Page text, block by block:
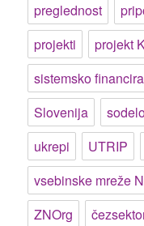
preglednost
projekti
projekt
sistemsko
Slovenija
ukrepi
UTRIP
vsebinske mreže
ZNOrg